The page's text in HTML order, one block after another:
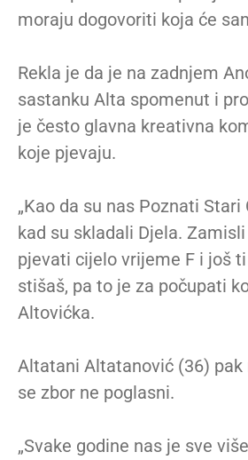
moraju dogovoriti koja će
Rekla je da je na zadnjem
sastanku Alta spomenut i
je često glavna kreativna
koje pjevaju.
„Kao da su nas Poznati
kad su skladali Djela.
pjevati cijelo vrijeme F i još
stišaš, pa to je za počupati
Altovićka.
Altatani Altatanović (36) pak
se zbor ne poglasni.
„Svake godine nas je sve